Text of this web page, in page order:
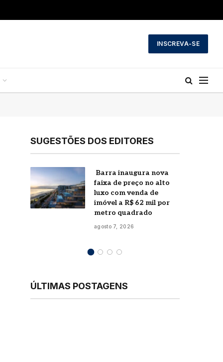
INSCREVA-SE
SUGESTÕES DOS EDITORES
AmaNubia estreia no
Nilo e reforça luxo da
AmaWaterways no
Egito
agosto 5, 2026